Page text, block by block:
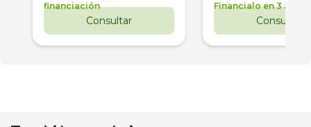
financiación
Consultar
Financialo en 3 años
Consultar